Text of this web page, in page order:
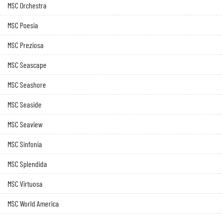
MSC Orchestra
MSC Poesia
MSC Preziosa
MSC Seascape
MSC Seashore
MSC Seaside
MSC Seaview
MSC Sinfonia
MSC Splendida
MSC Virtuosa
MSC World America